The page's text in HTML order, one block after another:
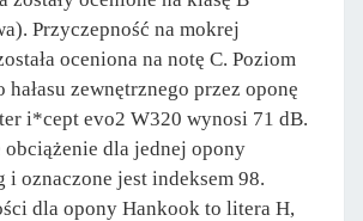
Przyczepność na mokrej
oceniona na notę C. Poziom
hałasu zewnętrznego przez oponę
i*cept evo2 W320 wynosi 71 dB.
obciążenie dla jednej opony
i oznaczone jest indeksem 98.
dla opony Hankook to litera H,